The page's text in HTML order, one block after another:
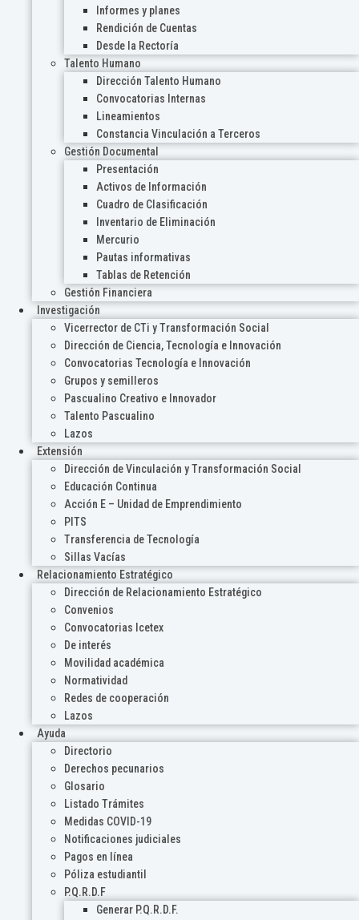
Informes y planes
Rendición de Cuentas
Desde la Rectoría
Talento Humano
Dirección Talento Humano
Convocatorias Internas
Lineamientos
Constancia Vinculación a Terceros
Gestión Documental
Presentación
Activos de Información
Cuadro de Clasificación
Inventario de Eliminación
Mercurio
Pautas informativas
Tablas de Retención
Gestión Financiera
Investigación
Vicerrector de CTi y Transformación Social
Dirección de Ciencia, Tecnología e Innovación
Convocatorias Tecnología e Innovación
Grupos y semilleros
Pascualino Creativo e Innovador
Talento Pascualino
Lazos
Extensión
Dirección de Vinculación y Transformación Social
Educación Continua
Acción E – Unidad de Emprendimiento
PITS
Transferencia de Tecnología
Sillas Vacías
Relacionamiento Estratégico
Dirección de Relacionamiento Estratégico
Convenios
Convocatorias Icetex
De interés
Movilidad académica
Normatividad
Redes de cooperación
Lazos
Ayuda
Directorio
Derechos pecunarios
Glosario
Listado Trámites
Medidas COVID-19
Notificaciones judiciales
Pagos en línea
Póliza estudiantil
P.Q.R.D.F
Generar P.Q.R.D.F.